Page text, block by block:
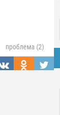
проблема (2)